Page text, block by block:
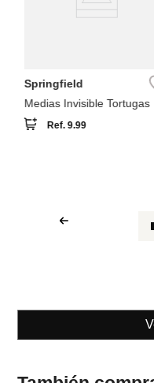
Springfield
Medias Invisible Tortugas
Ref.9.99